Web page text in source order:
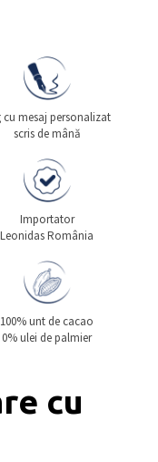
cu mesaj personalizat
scris de mână
Importator
Leonidas România
100% unt de cacao
0% ulei de palmier
cu